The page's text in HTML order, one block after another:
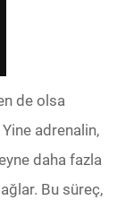
de olsa
adrenalin,
daha fazla
Bu süreç,